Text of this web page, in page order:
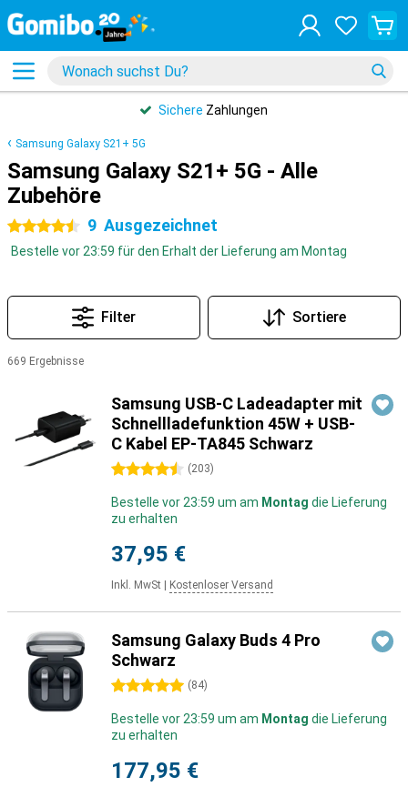
Sichere Zahlungen
Samsung Galaxy S21+ 5G
Samsung Galaxy S21+ 5G - Alle
Zubehöre
4.5 Sterne 9 Ausgezeichnet
Bestelle vor 23:59 für den Erhalt der Lieferung am Montag
Filter Sortiere
669 Ergebnisse
Samsung USB-C Ladeadapter mit
Schnellladefunktion 45W + USB-
C Kabel EP-TA845 Schwarz
4.5 Sterne (203)
Bestelle vor 23:59 um am Montag die Lieferung
zu erhalten
37,95 €
Inkl. MwSt Kostenloser Versand
Samsung Galaxy Buds 4 Pro
Schwarz
5 Sterne (84)
Bestelle vor 23:59 um am Montag die Lieferung
zu erhalten
177,95 €